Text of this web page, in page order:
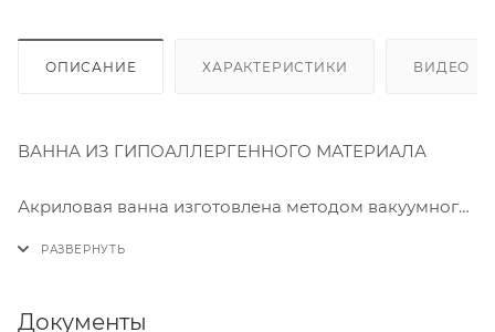
ОПИСАНИЕ ХАРАКТЕРИСТИКИ ВИДЕО
ВАННА ИЗ ГИПОАЛЛЕРГЕННОГО МАТЕРИАЛА
Акриловая ванна изготовлена методом вакуумного
прочность и долговечность. Приятная на ощупь,
Документы